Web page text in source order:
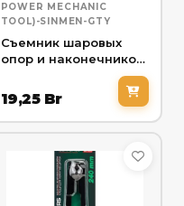
POWER MECHANIC
TOOL)-SINMEN-GTY
Съемник шаровых
опор и наконечников
рулевых тяг (размер
зева 20мм)
19,25 Br